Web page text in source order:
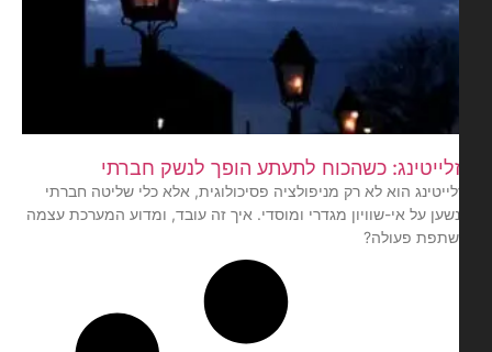
כשהכוח לתעתע הופך לנשק חברתי
הוא לא רק מניפולציה פסיכולוגית, אלא כלי שליטה חברתי
על אי-שוויון מגדרי ומוסדי. איך זה עובד, ומדוע המערכת עצמה
פעולה?